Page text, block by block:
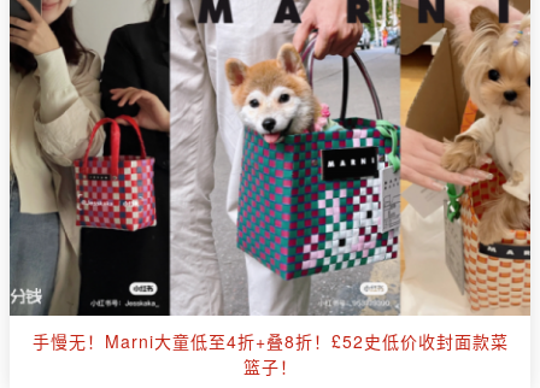
手慢无！Marni大童低至4折+叠8折！£52史低价收封面款菜
篮子！